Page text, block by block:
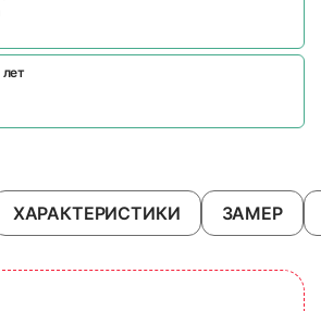
ХАРАКТЕРИСТИКИ ЗАМЕР